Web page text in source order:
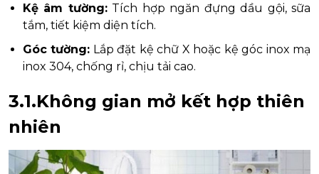
Kệ âm tường:Tích hợp ngăn đựng dầu gội, sữa
tắm, tiết kiệm diện tích.
Góc tường: Lắp đặt kệ chữ X hoặc kệ góc inox mạ
inox 304, chống rỉ, chịu tải cao.
3.1.Không gian mở kết hợp thiên
nhiên